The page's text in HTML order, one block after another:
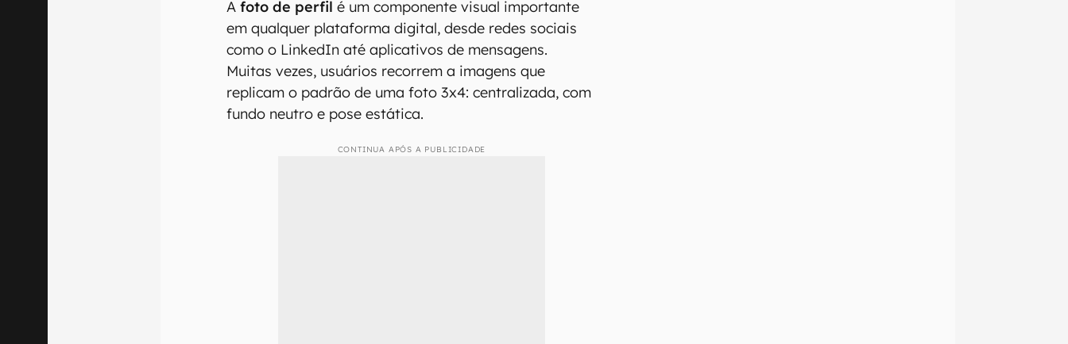
Afoto de perfil é um componente visual importante
em qualquer plataforma digital, desde redes sociais
como o LinkedIn até aplicativos de mensagens.
Muitas vezes, usuários recorrem a imagens que
replicam o padrão de uma foto 3x4: centralizada, com
fundo neutro e pose estática.
CONTINUA APÓS A PUBLICIDADE